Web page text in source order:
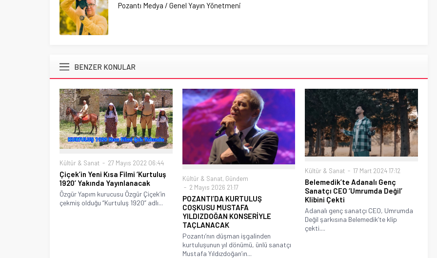
Pozantı Medya / Genel Yayın Yönetmeni
BENZER KONULAR
Kültür & Sanat 27 Mayıs 2022 06:44
Çiçek’in Yeni Kısa Filmi ‘Kurtuluş
1920’ Yakında Yayınlanacak
Özgür Yapım kurucusu Özgür Çiçek’in
çekmiş olduğu “Kurtuluş 1920” adlı...
Kültür & Sanat, Gündem
2 Mayıs 2026 21:17
POZANTI’DA KURTULUŞ
COŞKUSU MUSTAFA
YILDIZDOĞAN KONSERİYLE
TAÇLANACAK
Pozantı’nın düşman işgalinden
kurtuluşunun yıl dönümü, ünlü sanatçı
Mustafa Yıldızdoğan’ın...
Kültür & Sanat 17 Mart 2024 17:12
Belemedik’te Adanalı Genç
Sanatçı CEO ‘Umrumda Değil’
Klibini Çekti
Adanalı genç sanatçı CEO, Umrumda
Değil şarkısına Belemedik’te klip
çekti....